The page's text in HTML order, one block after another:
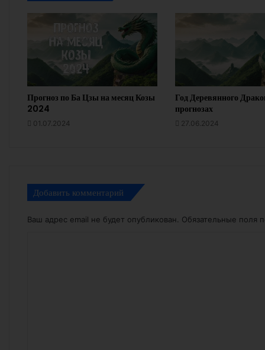
Прогноз по Ба Цзы на месяц Козы
2024
01.07.2024
Год Деревянного
прогнозах
27.06.2024
Добавить комментарий
Ваш адрес email не будет опубликован. Обязательные поля